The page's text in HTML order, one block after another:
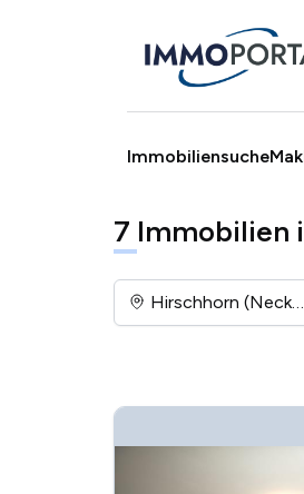
Immobiliensuche
7 Immobilien